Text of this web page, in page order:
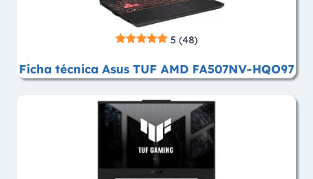
5 (48)
Ficha técnica Asus TUF AMD FA507NV-HQO97